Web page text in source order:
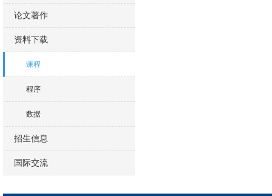
论文著作
资料下载
课程
程序
数据
招生信息
国际交流